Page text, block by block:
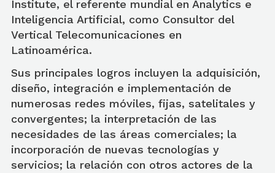
Institute, el referente mundial en Analytics e
Inteligencia Artificial, como Consultor del
Vertical Telecomunicaciones en
Latinoamérica.
Sus principales logros incluyen la adquisición,
diseño, integración e implementación de
numerosas redes móviles, fijas, satelitales y
convergentes; la interpretación de las
necesidades de las áreas comerciales; la
incorporación de nuevas tecnologías y
servicios; la relación con otros actores de la